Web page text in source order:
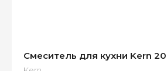
Смеситель для кухни Kern